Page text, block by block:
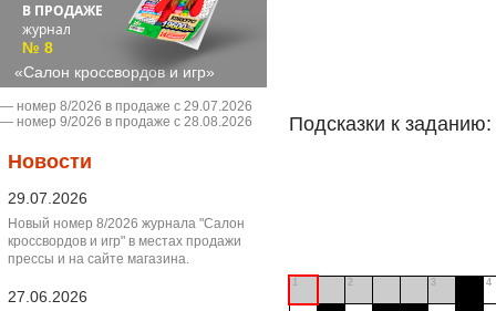
В ПРОДАЖЕ
журнал
№ 8
«Салон кроссвордов и игр»
― номер 8/2026 в продаже с 29.07.2026
― номер 9/2026 в продаже с 28.08.2026
Новости
29.07.2026
Новый номер 8/2026 журнала "Салон
кроссвордов и игр" в местах продажи
прессы и на сайте магазина.
27.06.2026
Подсказки к заданию:
1 2 3 4